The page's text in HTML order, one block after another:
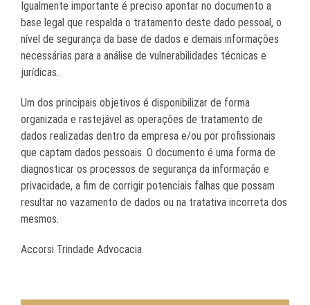
Igualmente importante é preciso apontar no documento a
base legal que respalda o tratamento deste dado pessoal, o
nível de segurança da base de dados e demais informações
necessárias para a análise de vulnerabilidades técnicas e
jurídicas.
Um dos principais objetivos é disponibilizar de forma
organizada e rastejável as operações de tratamento de
dados realizadas dentro da empresa e/ou por profissionais
que captam dados pessoais. O documento é uma forma de
diagnosticar os processos de segurança da informação e
privacidade, a fim de corrigir potenciais falhas que possam
resultar no vazamento de dados ou na tratativa incorreta dos
mesmos.
Accorsi Trindade Advocacia